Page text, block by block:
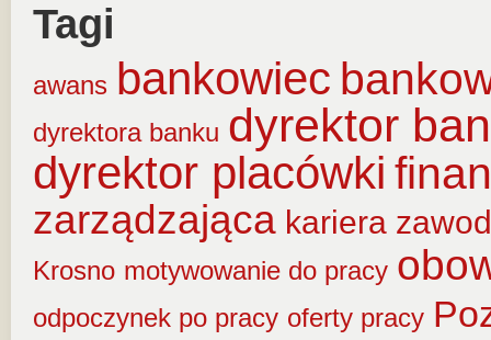
Tagi
awans bankowiec
dyrektora banku dyrektor
dyrektor placówki
zarządzająca kariera
Krosno motywowanie do pracy
odpoczynek po pracy oferty pracy